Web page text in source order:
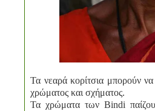
Τα νεαρά κορίτσια μπορούν
χρώματος και σχήματος.
Τα χρώματα των Bindi